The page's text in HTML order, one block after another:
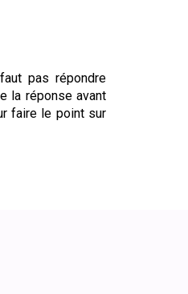
pas répondre
la réponse avant
faire le point sur